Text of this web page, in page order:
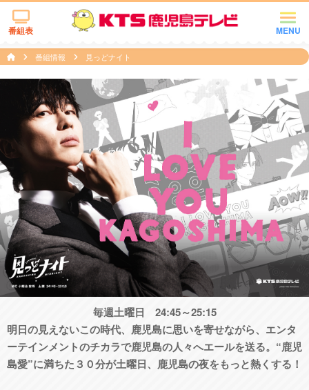
MENU
番組表
番組情報 見っどナイト
毎週土曜日 24:45～25:15
明日の見えないこの時代、鹿児島に思いを寄せながら、エンタ
ーテインメントのチカラで鹿児島の人々へエールを送る。“鹿児
島愛”に満ちた３０分が土曜日、鹿児島の夜をもっと熱くする！